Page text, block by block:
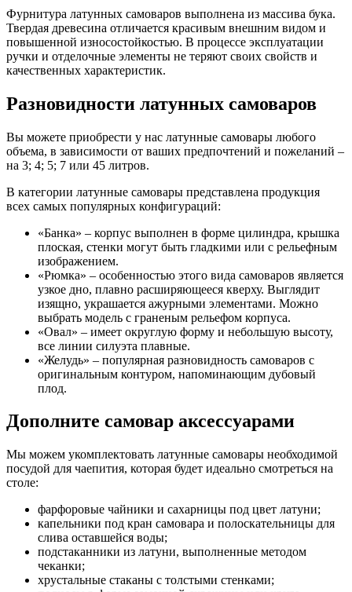
Фурнитура латунных самоваров выполнена из массива бука.
Твердая древесина отличается красивым внешним видом и
повышенной износостойкостью. В процессе эксплуатации
ручки и отделочные элементы не теряют своих свойств и
качественных характеристик.
Разновидности латунных самоваров
Вы можете приобрести у нас латунные самовары любого
объема, в зависимости от ваших предпочтений и пожеланий –
на 3; 4; 5; 7 или 45 литров.
В категории латунные самовары представлена продукция
всех самых популярных конфигураций:
«Банка» – корпус выполнен в форме цилиндра, крышка
плоская, стенки могут быть гладкими или с рельефным
изображением.
«Рюмка» – особенностью этого вида самоваров является
узкое дно, плавно расширяющееся кверху. Выглядит
изящно, украшается ажурными элементами. Можно
выбрать модель с граненым рельефом корпуса.
«Овал» – имеет округлую форму и небольшую высоту,
все линии силуэта плавные.
«Желудь» – популярная разновидность самоваров с
оригинальным контуром, напоминающим дубовый
плод.
Дополните самовар аксессуарами
Мы можем укомплектовать латунные самовары необходимой
посудой для чаепития, которая будет идеально смотреться на
столе:
фарфоровые чайники и сахарницы под цвет латуни;
капельники под кран самовара и полоскательницы для
слива оставшейся воды;
подстаканники из латуни, выполненные методом
чеканки;
хрустальные стаканы с толстыми стенками;